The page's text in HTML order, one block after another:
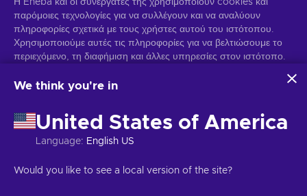
Γραφτείτε συνδρομητής
Μπορείτε να απεγγραφείτε οποιαδήποτε στιγμή. Επισκεφθείτε την
Ειδοποίηση Απορρήτουγια περισσότερες πληροφορίες.
JSC "Play Helis", οδός Gyneju 4-333, Βίλνιους, Δημοκρατία της
Η Eneba και οι συνεργάτες της χρησιμοποιούν cookies και
παρόμοιες τεχνολογίες για να συλλέγουν και να αναλύουν
πληροφορίες σχετικά με τους χρήστες αυτού του ιστότοπου.
Χρησιμοποιούμε αυτές τις πληροφορίες για να βελτιώσουμε το
περιεχόμενο, τη διαφήμιση και άλλες υπηρεσίες στον ιστότοπο.
χρησιμοποιηθούν για την εξατομίκευση διαφημίσεων.
αυτών των τεχνολογιών από την Eneba και τους συνεργάτες
της. Μπορείτε να προσαρμόσετε τη συγκατάθεσή σας κάνοντας
κλικ στην επιλογή "Προσαρμογή".
οποίο η Google χρησιμοποιεί τα δεδομένα σας, ανατρέξτε στην
We think you're in
United States of America
Language: English US
Would you like to see a local version of the site?